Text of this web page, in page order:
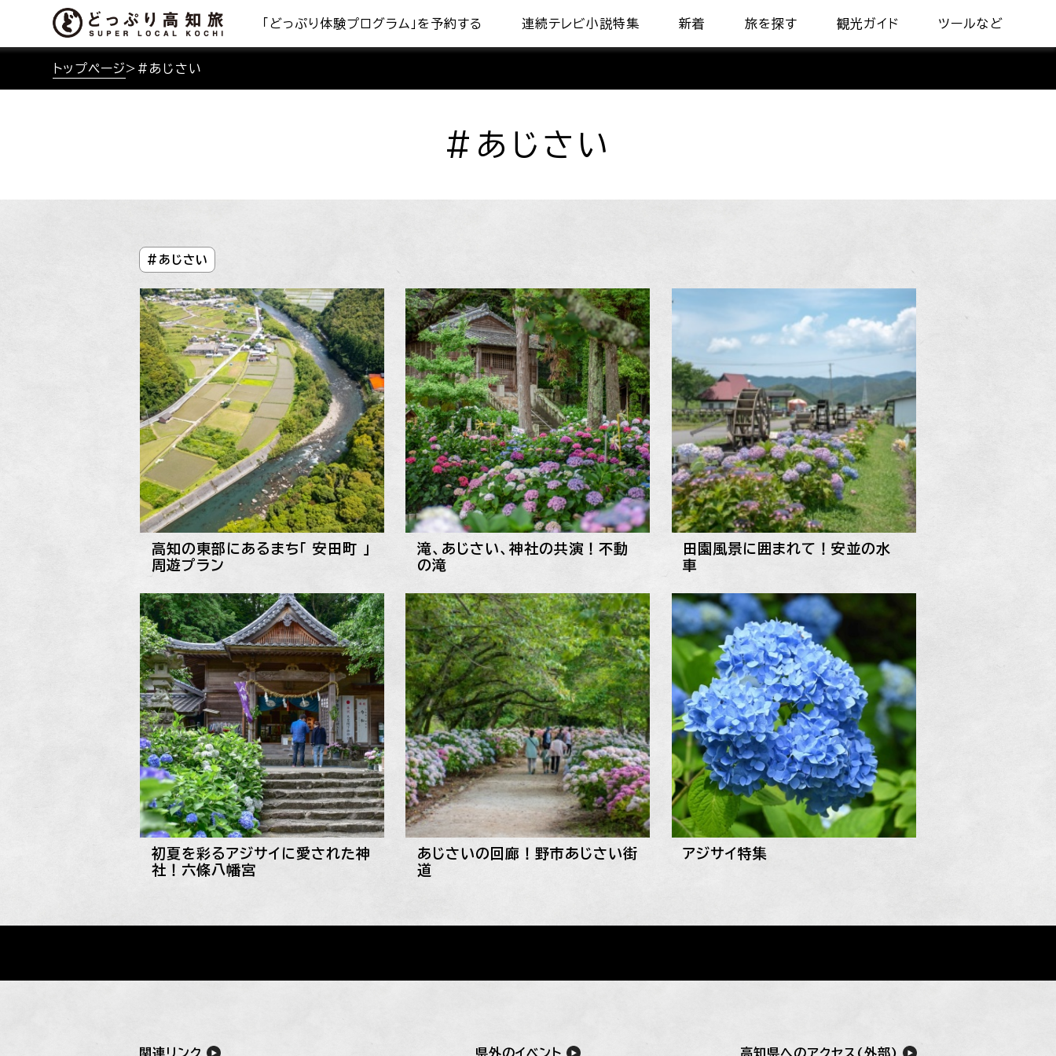
「どっぷり体験プログラム」を予約する 連続テレビ小説特集 新着 旅を探す 観光ガイド ツールなど
トップページ> #あじさい
#あじさい
#あじさい
高知の東部にあるまち「 安田町 」
周遊プラン
滝、あじさい、神社の共演！不動
の滝
田園風景に囲まれて！安並の水
車
初夏を彩るアジサイに愛された神
社！六條八幡宮
あじさいの回廊！野市あじさい街
道
アジサイ特集
関連リンク 県外のイベント 高知県へのアクセス(外部)